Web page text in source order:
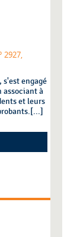
2927,
s'est engagé
associant à
et leurs